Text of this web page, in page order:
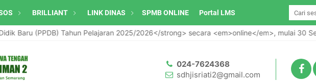
BRILLIANT LINK DINAS SPMB ONLINE Portal LMS
(PPDB) Tahun Pelajaran 2025/2026</strong> secara <em>online</em>, mulai 30
024-7624368
sdhjisriati2@gmail.com